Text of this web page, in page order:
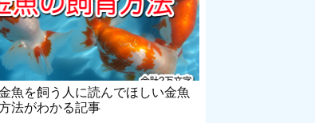
魚を飼う人に読んでほしい金魚
法がわかる記事